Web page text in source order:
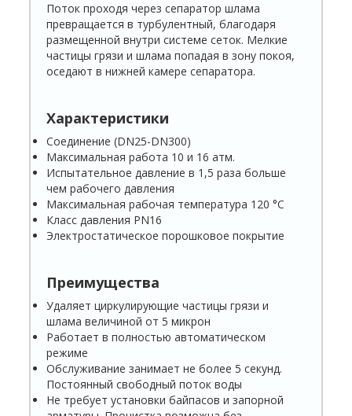
Поток проходя через сепаратор шлама
превращается в турбулентный, благодаря
размещенной внутри системе сеток. Мелкие
частицы грязи и шлама попадая в зону покоя,
оседают в нижней камере сепаратора.
Характеристики
Соединение (DN25-DN300)
Максимальная работа 10 и 16 атм.
Испытательное давление в 1,5 раза больше
чем рабочего давления
Максимальная рабочая температура 120 °С
Класс давления PN16
Электростатическое порошковое покрытие
Преимущества
Удаляет циркулирующие частицы грязи и
шлама величиной от 5 микрон
Работает в полностью автоматическом
режиме
Обслуживание занимает не более 5 секунд.
Постоянный свободный поток воды
Не требует установки байпасов и запорной